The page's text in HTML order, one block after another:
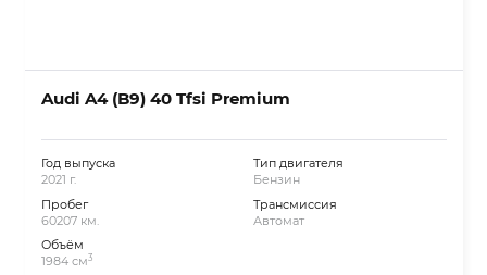
Audi A4 (B9) 40 Tfsi Premium
Год выпуска
2021 г.
Пробег
60207 км.
Объём
1984 см3
Тип двигателя
Бензин
Трансмиссия
Автомат